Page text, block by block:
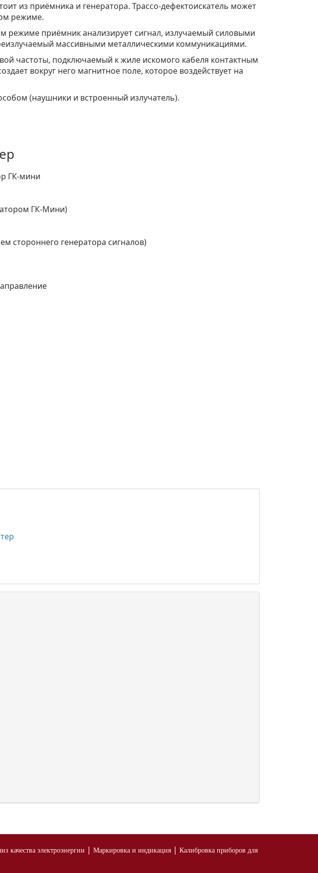
из приёмника и генератора. Трассо-дефектоискатель может
режиме.
режиме приёмник анализирует сигнал, излучаемый силовыми
массивными металлическими коммуникациями.
частоты, подключаемый к жиле искомого кабеля контактным
вокруг него магнитное поле, которое воздействует на
(наушники и встроенный излучатель).
ГК-мини
ГК-Мини)
стороннего генератора сигналов)
качества электроэнергии | Маркировка и индикация | Калибровка приборов для